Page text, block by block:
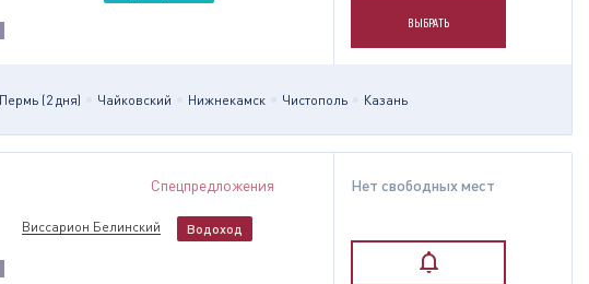
ВЫБРАТЬ
Пермь (2 дня) Чайковский Нижнекамск Чистополь Казань
Спецпредложения
Виссарион Белинский Водоход
Нет свободных мест